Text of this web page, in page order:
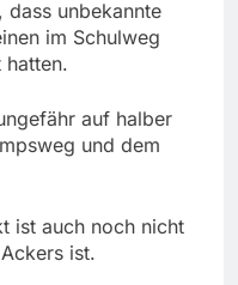
unbekannte
im Schulweg
auf halber
und dem
ist auch noch nicht
ist.